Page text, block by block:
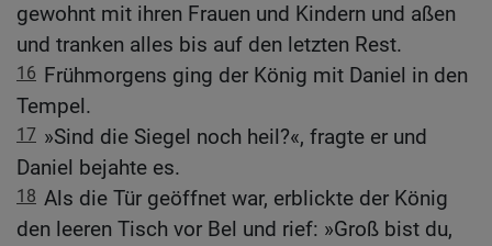
gewohnt mit ihren Frauen und Kindern und aßen
und tranken alles bis auf den letzten Rest.
16 Frühmorgens ging der König mit Daniel in den
Tempel.
17 »Sind die Siegel noch heil?«, fragte er und
Daniel bejahte es.
18 Als die Tür geöffnet war, erblickte der König
den leeren Tisch vor Bel und rief: »Groß bist du,